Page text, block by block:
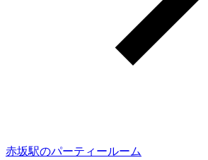
赤坂駅のパーティールーム